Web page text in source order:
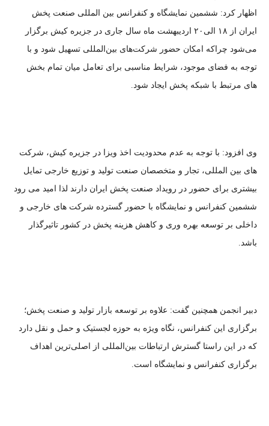
اظهار کرد: ششمین نمایشگاه و کنفرانس بین المللی صنعت پخش
ایران از ۱۸ الی۲۰ اردیبهشت ماه سال جاری در جزیره کیش برگزار
می‌شود چراکه امکان حضور شرکت‌های بین‌المللی تسهیل شود و با
توجه به فضای موجود، شرایط مناسبی برای تعامل میان تمام بخش
های مرتبط با شبکه پخش ایجاد شود.
وی افزود: با توجه به عدم محدودیت اخذ ویزا در جزیره کیش، شرکت
های بین المللی، تجار و متخصصان صنعت تولید و توزیع خارجی تمایل
بیشتری برای حضور در رویداد صنعت پخش ایران دارند لذا امید می رود
ششمین کنفرانس و نمایشگاه با حضور گسترده شرکت های خارجی و
داخلی بر توسعه بهره وری و کاهش هزینه پخش در کشور تاثیرگذار
باشد.
دبیر انجمن همچنین گفت: علاوه بر توسعه بازار تولید و صنعت پخش؛
برگزاری این کنفرانس، نگاه ویژه به حوزه لجستیک و حمل و نقل دارد
که در این راستا گسترش ارتباطات بین‌المللی از اصلی‌ترین اهداف
برگزاری کنفرانس و نمایشگاه است.